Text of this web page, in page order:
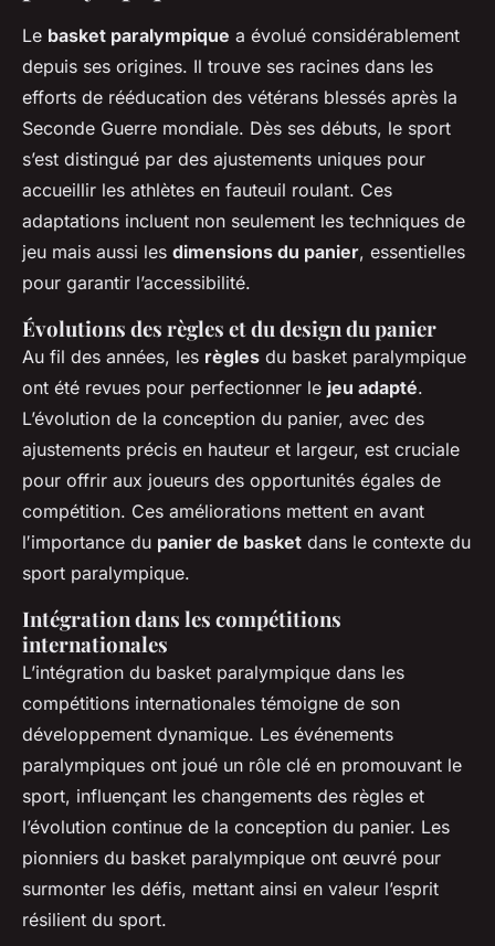
Le basket paralympique a évolué considérablement
depuis ses origines. Il trouve ses racines dans les
efforts de rééducation des vétérans blessés après la
Seconde Guerre mondiale. Dès ses débuts, le sport
s’est distingué par des ajustements uniques pour
accueillir les athlètes en fauteuil roulant. Ces
adaptations incluent non seulement les techniques de
jeu mais aussi les dimensions du panier, essentielles
pour garantir l’accessibilité.
Évolutions des règles et du design du panier
Au fil des années, les règles du basket paralympique
ont été revues pour perfectionner le jeu adapté.
L’évolution de la conception du panier, avec des
ajustements précis en hauteur et largeur, est cruciale
pour offrir aux joueurs des opportunités égales de
compétition. Ces améliorations mettent en avant
l′importance du panier de basket dans le contexte du
sport paralympique.
Intégration dans les compétitions
internationales
L’intégration du basket paralympique dans les
compétitions internationales témoigne de son
développement dynamique. Les événements
paralympiques ont joué un rôle clé en promouvant le
sport, influençant les changements des règles et
l’évolution continue de la conception du panier. Les
pionniers du basket paralympique ont œuvré pour
surmonter les défis, mettant ainsi en valeur l’esprit
résilient du sport.